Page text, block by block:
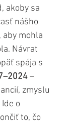
akoby sa
nášho
aby mohla
Návrat
spája s
–
zmyslu
o
to, čo